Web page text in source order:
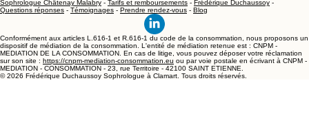
Sophrologue Châtenay Malabry - Tarifs et remboursements - Frédérique Duchaussoy -
Questions réponses - Témoignages - Prendre rendez-vous - Blog
Conformément aux articles L.616-1 et R.616-1 du code de la consommation, nous proposons un
dispositif de médiation de la consommation. L'entité de médiation retenue est : CNPM -
MEDIATION DE LA CONSOMMATION. En cas de litige, vous pouvez déposer votre réclamation
sur son site : https://cnpm-mediation-consommation.eu ou par voie postale en écrivant à CNPM -
MEDIATION - CONSOMMATION - 23, rue Territoire - 42100 SAINT ETIENNE.
© 2026 Frédérique Duchaussoy Sophrologue à Clamart. Tous droits réservés.